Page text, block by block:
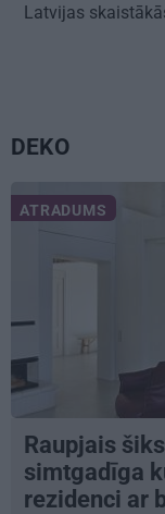
Latvijas
DEKO
ATRADUMS
Raupjais
simtgadīga
rezidenci ar